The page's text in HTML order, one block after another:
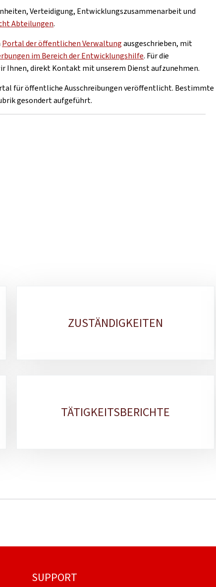
Verteidigung, Entwicklungszusammenarbeit und
Abteilungen.
Portal der öffentlichen Verwaltungausgeschrieben, mit
im Bereich der Entwicklungshilfe. Für die
Ihnen, direkt Kontakt mit unserem Dienst aufzunehmen.
für öffentliche Ausschreibungen veröffentlicht. Bestimmte
gesondert aufgeführt.
ZUSTÄNDIGKEITEN
TÄTIGKEITSBERICHTE
SUPPORT